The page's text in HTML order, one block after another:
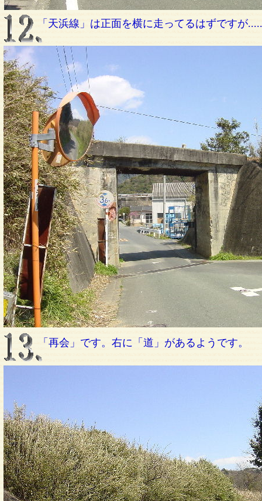
「天浜線」は正面を横に走ってるはずですが
「再会」です。右に「道」があるようです。